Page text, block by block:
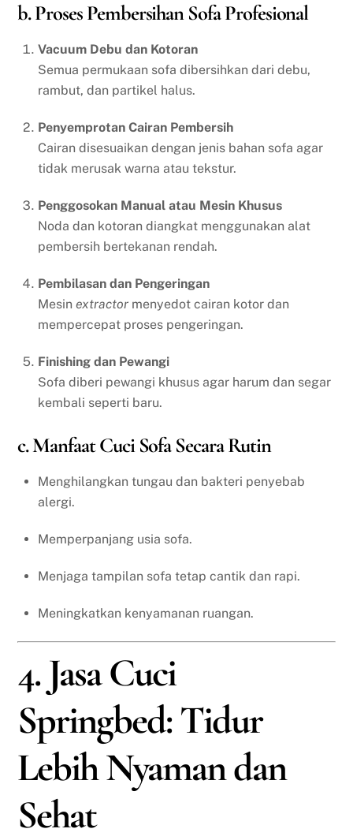
b. Proses Pembersihan Sofa Profesional
Vacuum Debu dan Kotoran
Semua permukaan sofa dibersihkan dari debu,
rambut, dan partikel halus.
Penyemprotan Cairan Pembersih
Cairan disesuaikan dengan jenis bahan sofa agar
tidak merusak warna atau tekstur.
Penggosokan Manual atau Mesin Khusus
Noda dan kotoran diangkat menggunakan alat
pembersih bertekanan rendah.
Pembilasan dan Pengeringan
Mesin extractor menyedot cairan kotor dan
mempercepat proses pengeringan.
Finishing dan Pewangi
Sofa diberi pewangi khusus agar harum dan segar
kembali seperti baru.
c. Manfaat Cuci Sofa Secara Rutin
Menghilangkan tungau dan bakteri penyebab
alergi.
Memperpanjang usia sofa.
Menjaga tampilan sofa tetap cantik dan rapi.
Meningkatkan kenyamanan ruangan.
4. Jasa Cuci
Springbed: Tidur
Lebih Nyaman dan
Sehat